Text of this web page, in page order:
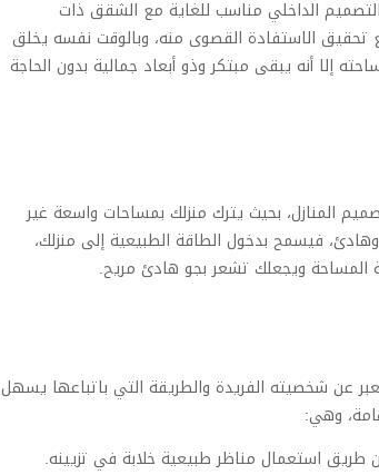
الداخلي مناسب للغاية مع الشقق ذات
الاستفادة القصوى منه، وبالوقت نفسه يخلق
إلا أنه يبقى مبتكر وذو أبعاد جمالية بدون الحاجة
المنازل، بحيث يترك منزلك بمساحات واسعة غير
فيسمح بدخول الطاقة الطبيعية إلى منزلك،
المساحة ويجعلك تشعر بجو هادئ مريح.
عن شخصيته الفريدة والطريقة التي باتباعها يسهل
استعمال مناظر طبيعية خلابة في تزيينه.